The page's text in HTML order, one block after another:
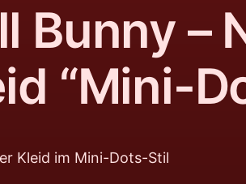
Bunny –
“Mini-
Kleid im Mini-Dots-Stil